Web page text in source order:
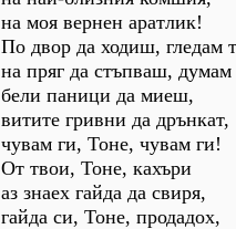
на моя вернен аратлик!
По двор да ходиш, гледам
на пряг да стъпваш, думам
бели паници да миеш,
витите гривни да дрънкат,
чувам ги, Тоне, чувам ги!
От твои, Тоне, кахъри
аз знаех гайда да свиря,
гайда си, Тоне, продадох,